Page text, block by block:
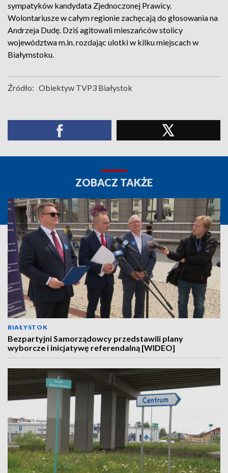
sympatyków kandydata Zjednoczonej Prawicy.
Wolontariusze w całym regionie zachęcają do głosowania na
Andrzeja Dudę. Dziś agitowali mieszańców stolicy
województwa m.in. rozdając ulotki w kilku miejscach w
Białymstoku.
Źródło: Obiektyw TVP3 Białystok
ZOBACZ TAKŻE
BIAŁYSTOK
Bezpartyjni Samorządowcy przedstawili plany
wyborcze i inicjatywę referendalną [WIDEO]